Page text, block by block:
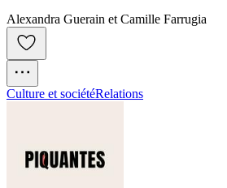
Alexandra Guerain et Camille Farrugia
Culture et sociétéRelations